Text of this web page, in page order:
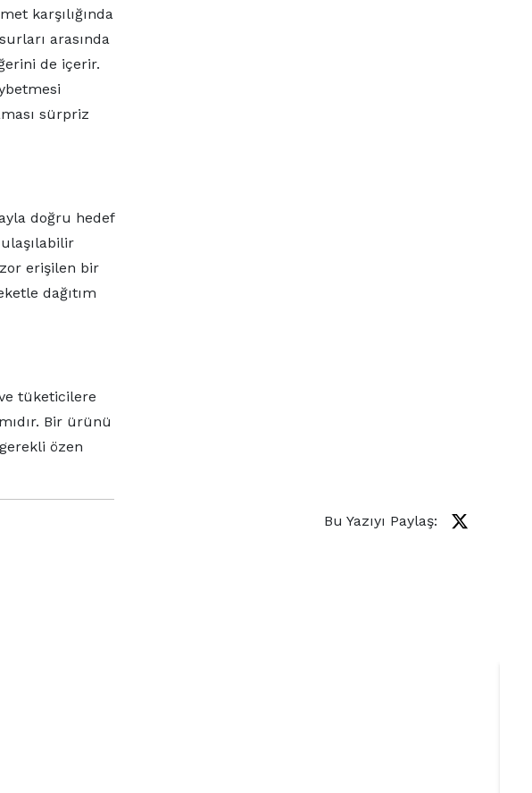
karşılığında
arasında
de içerir.
sürpriz
doğru hedef
erişilen bir
dağıtım
tüketicilere
Bir ürünü
özen
Bu Yazıyı Paylaş: